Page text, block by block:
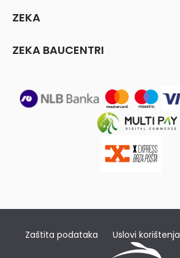
ZEKA
ZEKA BAUCENTRI
Zaštita podataka Uslovi korištenja